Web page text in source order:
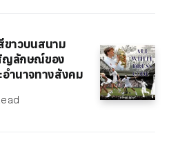
ขาวบนสนาม
ญลักษณ์ของ
ำนาจทางสังคม